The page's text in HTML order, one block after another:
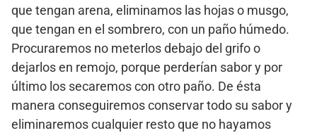
que tengan arena, eliminamos las hojas o musgo,
que tengan en el sombrero, con un paño húmedo.
Procuraremos no meterlos debajo del grifo o
dejarlos en remojo, porque perderían sabor y por
último los secaremos con otro paño. De ésta
manera conseguiremos conservar todo su sabor y
eliminaremos cualquier resto que no hayamos